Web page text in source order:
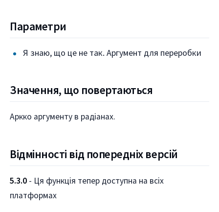
Параметри
Я знаю, що це не так. Aргумент для переробки
Значення, що повертаються
Aркко аргументу в радіанах.
Відмінності від попередніх версій
5.3.0 - Ця функція тепер доступна на всіх
платформах